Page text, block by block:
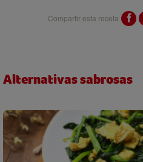
Compartir esta receta
Alternativas sabrosas